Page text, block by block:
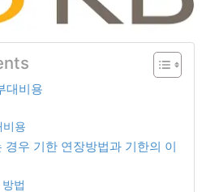
대비용
비용
경우 기한 연장방법과 기한의 이
법